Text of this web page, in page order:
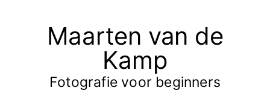
Maarten van de
Kamp
Fotografie voor beginners